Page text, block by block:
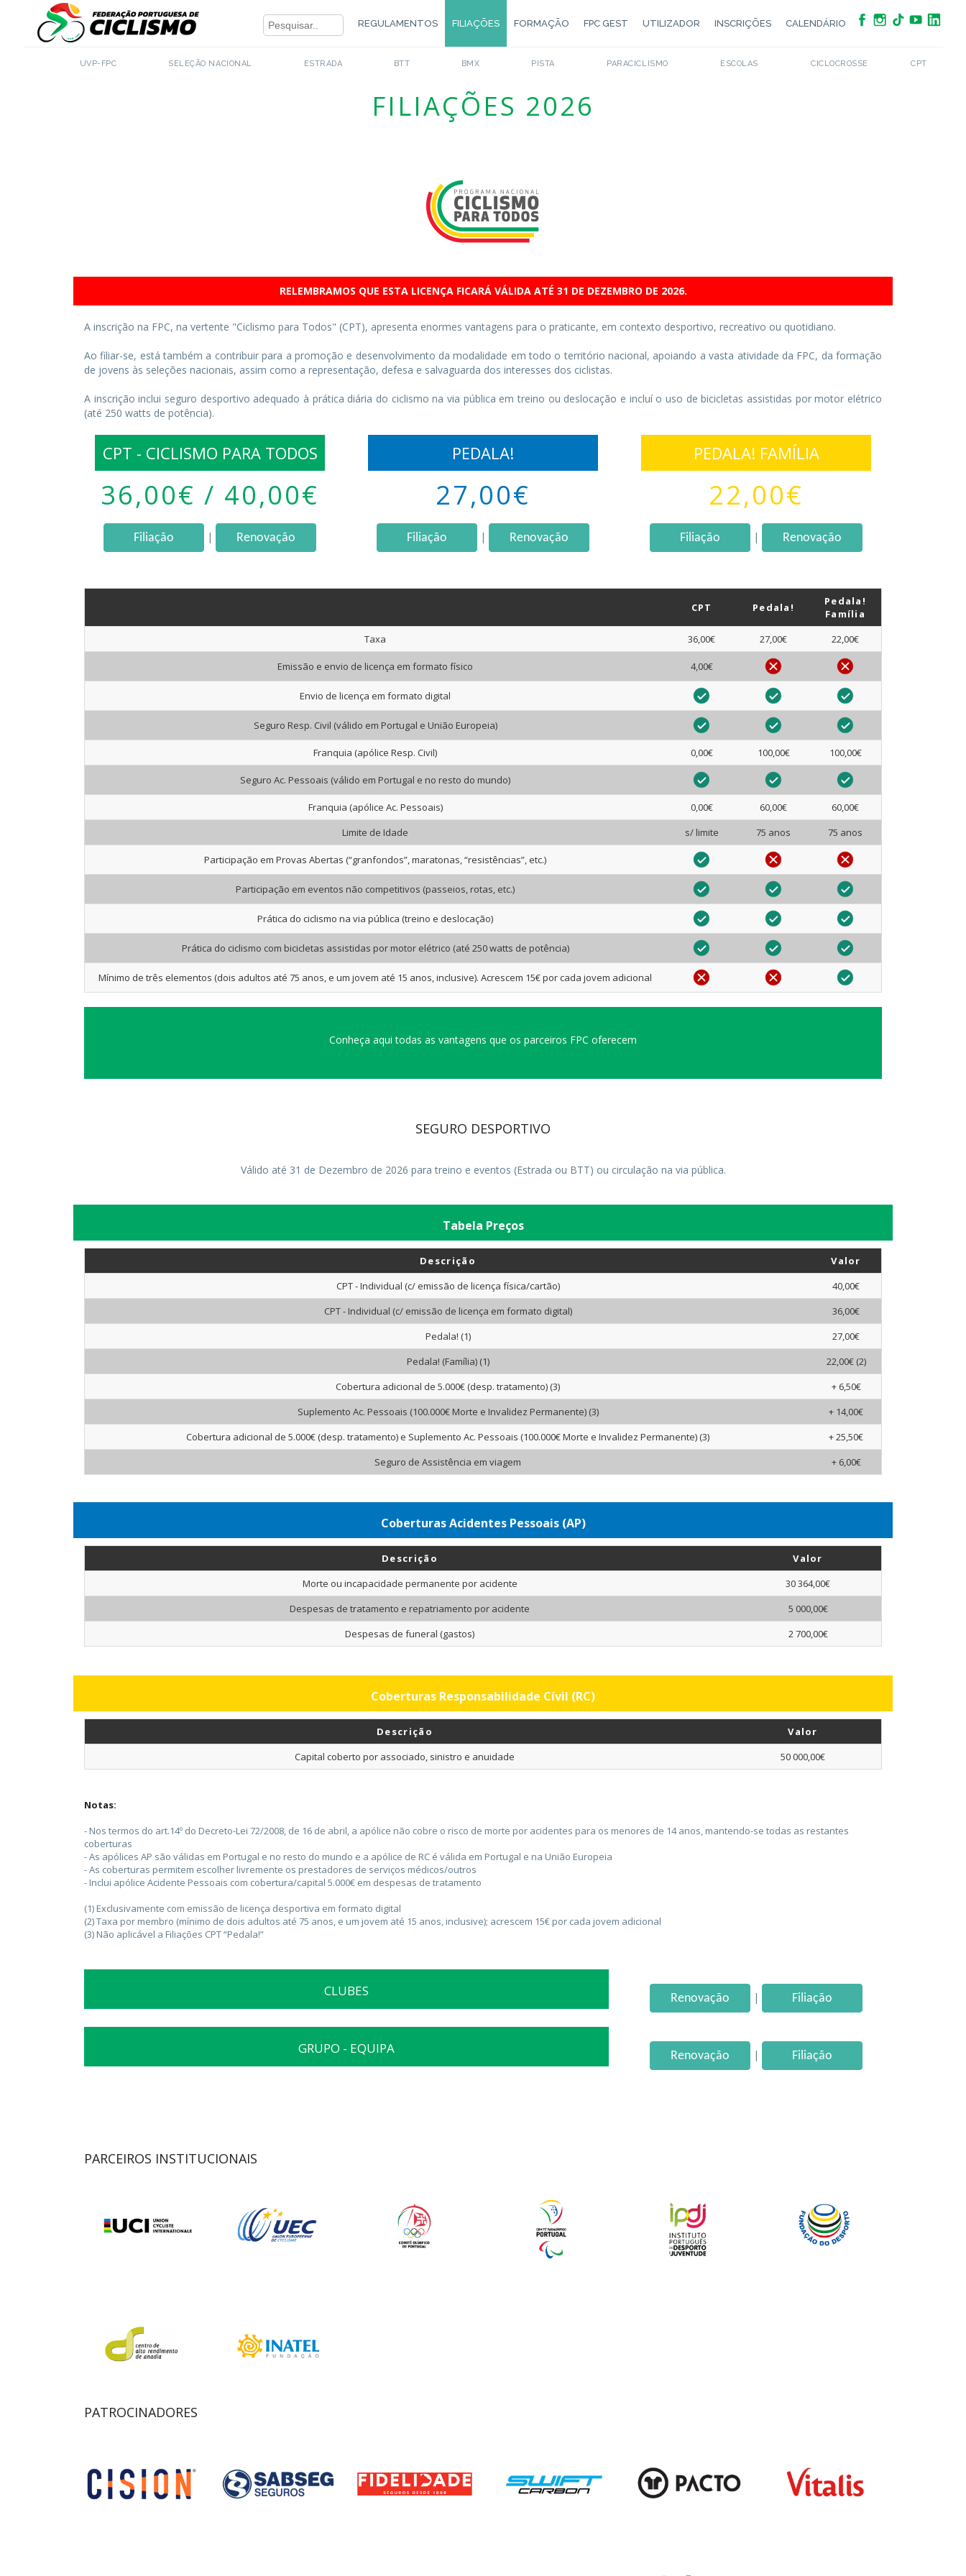
REGULAMENTOS FILIAÇÕES FORMAÇÃO FPC GEST UTILIZADOR INSCRIÇÕES CALENDÁRIO
UVP-FPC SELEÇÃO NACIONAL ESTRADA BTT BMX PISTA PARACICLISMO ESCOLAS CICLOCROSSE CPT
FILIAÇÕES 2026
RELEMBRAMOS QUE ESTA LICENÇA FICARÁ VÁLIDA ATÉ 31 DE DEZEMBRO DE 2026.
A inscrição na FPC, na vertente "Ciclismo para Todos" (CPT), apresenta enormes vantagens para o praticante, em contexto desportivo, recreativo ou quotidiano.
Ao filiar-se, está também a contribuir para a promoção e desenvolvimento da modalidade em todo o território nacional, apoiando a vasta atividade da FPC, da formação
de jovens às seleções nacionais, assim como a representação, defesa e salvaguarda dos interesses dos ciclistas.
A inscrição inclui seguro desportivo adequado à prática diária do ciclismo na via pública em treino ou deslocação e incluí o uso de bicicletas assistidas por motor elétrico
(até 250 watts de potência).
CPT - CICLISMO PARA TODOS
36,00€ / 40,00€
Filiação | Renovação
PEDALA!
27,00€
Filiação | Renovação
PEDALA! FAMÍLIA
22,00€
Filiação | Renovação
CPT Pedala!
Pedala!
Família
Taxa
36,00€ 27,00€ 22,00€
Emissão e envio de licença em formato físico 4,00€
Envio de licença em formato digital
Seguro Resp. Civil (válido em Portugal e União Europeia)
Franquia (apólice Resp. Civil) 0,00€ 100,00€ 100,00€
Seguro Ac. Pessoais (válido em Portugal e no resto do mundo)
Franquia (apólice Ac. Pessoais) 0,00€ 60,00€
60,00€
Limite de Idade
s/ limite 75 anos 75 anos
Participação em Provas Abertas (“granfondos”, maratonas, “resistências”, etc.)
Participação em eventos não competitivos (passeios, rotas, etc.)
Prática do ciclismo na via pública (treino e deslocação)
Prática do ciclismo com bicicletas assistidas por motor elétrico (até 250 watts de potência)
Mínimo de três elementos (dois adultos até 75 anos, e um jovem até 15 anos, inclusive). Acrescem 15€ por cada jovem adicional
Conheça aqui todas as vantagens que os parceiros FPC oferecem
SEGURO DESPORTIVO
Válido até 31 de Dezembro de 2026 para treino e eventos (Estrada ou BTT) ou circulação na via pública.
Tabela Preços
Descrição
Valor
CPT - Individual (c/ emissão de licença física/cartão)
40,00€
CPT - Individual (c/ emissão de licença em formato digital)
36,00€
Pedala! (1)
27,00€
Pedala! (Família) (1)
22,00€ (2)
Cobertura adicional de 5.000€ (desp. tratamento) (3)
+ 6,50€
Suplemento Ac. Pessoais (100.000€ Morte e Invalidez Permanente) (3)
+ 14,00€
Cobertura adicional de 5.000€ (desp. tratamento) e Suplemento Ac. Pessoais (100.000€ Morte e Invalidez Permanente) (3)
+ 25,50€
Seguro de Assistência em viagem
+ 6,00€
Coberturas Acidentes Pessoais (AP)
Descrição
Valor
Morte ou incapacidade permanente por acidente
30 364,00€
Despesas de tratamento e repatriamento por acidente
5 000,00€
Despesas de funeral (gastos)
2 700,00€
Coberturas Responsabilidade Cívil (RC)
Descrição
Valor
Capital coberto por associado, sinistro e anuidade
50 000,00€
Notas:
- Nos termos do art.14º do Decreto-Lei 72/2008, de 16 de abril, a apólice não cobre o risco de morte por acidentes para os menores de 14 anos, mantendo-se todas as restantes
coberturas
- As apólices AP são válidas em Portugal e no resto do mundo e a apólice de RC é válida em Portugal e na União Europeia
- As coberturas permitem escolher livremente os prestadores de serviços médicos/outros
- Inclui apólice Acidente Pessoais com cobertura/capital 5.000€ em despesas de tratamento
(1) Exclusivamente com emissão de licença desportiva em formato digital
(2) Taxa por membro (mínimo de dois adultos até 75 anos, e um jovem até 15 anos, inclusive); acrescem 15€ por cada jovem adicional
(3) Não aplicável a Filiações CPT “Pedala!”
CLUBES Renovação | Filiação
GRUPO - EQUIPA Renovação | Filiação
PARCEIROS INSTITUCIONAIS
PATROCINADORES